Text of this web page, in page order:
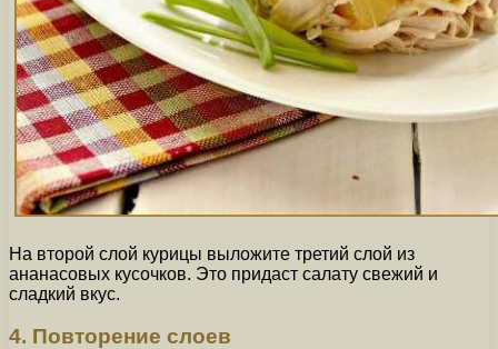
На второй слой курицы выложите третий слой из
ананасовых кусочков. Это придаст салату свежий и
сладкий вкус.
4. Повторение слоев